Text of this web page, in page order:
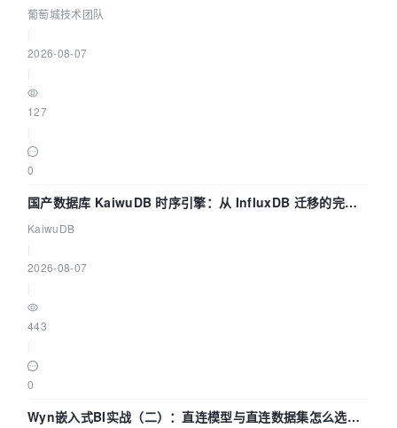
数联动全闭环
葡萄城技术团队
2026-08-07
127
0
国产数据库 KaiwuDB 时序引擎：从 InfluxDB 迁移的完整
技术路径
KaiwuDB
2026-08-07
443
0
Wyn嵌入式BI实战（二）：直连模型与直连数据集怎么选，